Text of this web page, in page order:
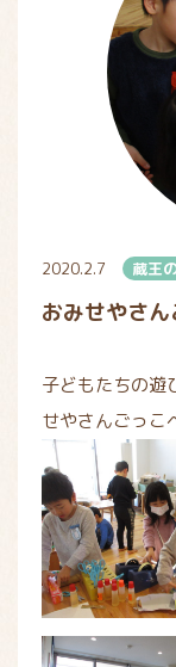
2020.2.7 蔵王
おみせやさん
子どもたちの遊
せやさんごっこ